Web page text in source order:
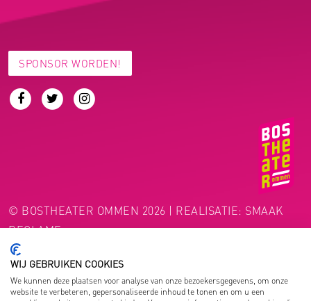
SPONSOR WORDEN!
© BOSTHEATER OMMEN 2026 | REALISATIE: SMAAK
RECLAME
WIJ GEBRUIKEN COOKIES
We kunnen deze plaatsen voor analyse van onze bezoekersgegevens, om onze
website te verbeteren, gepersonaliseerde inhoud te tonen en om u een